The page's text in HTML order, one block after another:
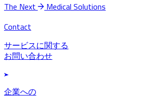
The Next
Medical Solutions
Contact
サービスに関する
お問い合わせ
企業への